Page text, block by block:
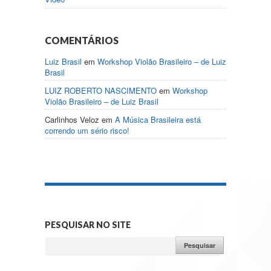
COMENTÁRIOS
Luiz Brasil em Workshop Violão Brasileiro – de Luiz
Brasil
LUIZ ROBERTO NASCIMENTO em Workshop
Violão Brasileiro – de Luiz Brasil
Carlinhos Veloz em A Música Brasileira está
correndo um sério risco!
PESQUISAR NO SITE